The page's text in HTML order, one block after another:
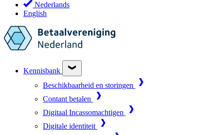
Nederlands
English
Kennisbank
Beschikbaarheid en storingen
Contant betalen
Digitaal Incassomachtigen
Digitale identiteit